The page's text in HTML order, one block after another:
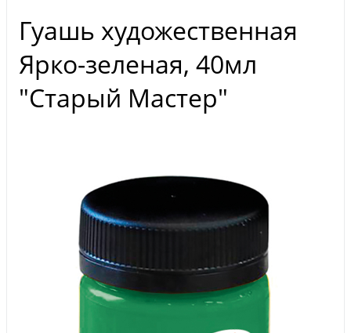
Гуашь художественная
Ярко-зеленая, 40мл
"Старый Мастер"